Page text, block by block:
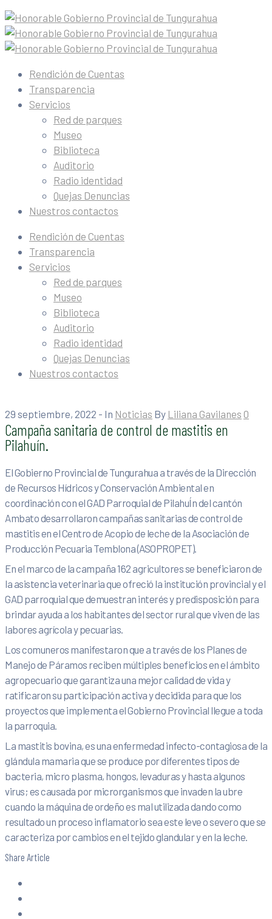
Rendición de Cuentas
Transparencia
Servicios
Red de parques
Museo
Biblioteca
Auditorio
Radio identidad
Quejas Denuncias
Nuestros contactos
Rendición de Cuentas
Transparencia
Servicios
Red de parques
Museo
Biblioteca
Auditorio
Radio identidad
Quejas Denuncias
Nuestros contactos
29 septiembre, 2022 - In Noticias By Liliana Gavilanes 0
Campaña sanitaria de control de mastitis en
Pilahuín.
El Gobierno Provincial de Tungurahua a través de la Dirección
de Recursos Hídricos y Conservación Ambiental en
coordinación con el GAD Parroquial de PilahuÍn del cantón
Ambato desarrollaron campañas sanitarias de control de
mastitis en el Centro de Acopio de leche de la Asociación de
Producción Pecuaria Temblona (ASOPROPET).
En el marco de la campaña 162 agricultores se beneficiaron de
la asistencia veterinaria que ofreció la institución provincial y el
GAD parroquial que demuestran interés y predisposición para
brindar ayuda a los habitantes del sector rural que viven de las
labores agrícola y pecuarias.
Los comuneros manifestaron que a través de los Planes de
Manejo de Páramos reciben múltiples beneficios en el ámbito
agropecuario que garantiza una mejor calidad de vida y
ratificaron su participación activa y decidida para que los
proyectos que implementa el Gobierno Provincial llegue a toda
la parroquia.
La mastitis bovina, es una enfermedad infecto-contagiosa de la
glándula mamaria que se produce por diferentes tipos de
bacteria, micro plasma, hongos, levaduras y hasta algunos
virus; es causada por microrganismos que invaden la ubre
cuando la máquina de ordeño es mal utilizada dando como
resultado un proceso inflamatorio sea este leve o severo que se
caracteriza por cambios en el tejido glandular y en la leche.
Share Article